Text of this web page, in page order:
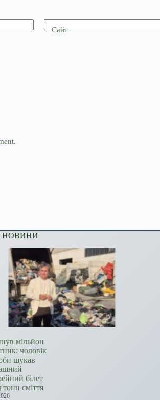
Сайт
НОВИНИ
мільйон
чоловік
шукав
білет
тонн сміття